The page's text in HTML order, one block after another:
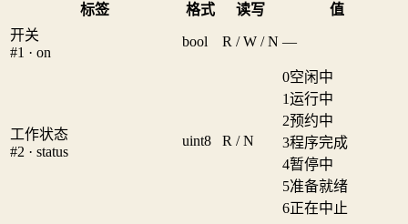
标签 格式 读写
值
开关
#1 · on
bool R / W / N —
工作状态
#2 · status
uint8 R / N
0空闲中
1运行中
2预约中
3程序完成
4暂停中
5准备就绪
6正在中止